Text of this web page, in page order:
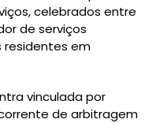
celebrados entre
de serviços
residentes em
vinculada por
de arbitragem